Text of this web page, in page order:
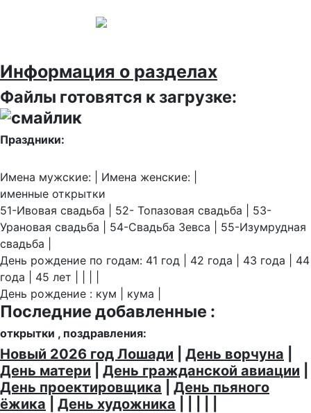
Информация о разделах
Файлы готовятся к загрузке:
Праздники:
Имена мужские: | Имена женские: |
именные открытки
51-Ивовая свадьба | 52- Топазовая свадьба | 53-
Урановая свадьба | 54-Свадьба Зевса | 55-Изумрудная
свадьба |
День рождение по годам: 41 год | 42 года | 43 года | 44
года | 45 лет | | | |
День рождение : кум | кума |
Последние добавленные :
открытки , поздравления:
Новый 2026 год Лошади День ворчуна
День матери
День гражданской авиации
День проектировщика
День пьяного
ёжика
День художника